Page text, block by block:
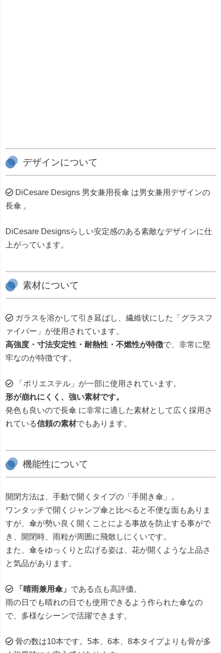
デザインについて
DiCesare Designs 男女兼用長傘 は男女兼用デザインの
長傘 。
DiCesare Designsらしい安定感のある素敵なデザインに仕
上がっています。
素材について
ガラスを溶かして引き延ばし、繊維状にした「グラスフ
ァイバー」が使用されています。
高強度・寸法安定性・耐熱性・不燃性が特徴で、非常に堅
牢なのが特徴です。
「ポリエステル」が一部に使用されています。
形が崩れにくく、強い素材です。
発色も良いので長傘 に非常に適した素材として広く採用さ
れている信頼の素材でもあります。
機能性について
開閉方法は、手動で開くタイプの「手開き傘」。
ワンタッチで開くジャンプ傘と比べると不便な面もありま
すが、傘が勢い良く開くことによる事故を防止する事がで
き、開閉時、雨粒が周囲に飛散しにくいです。
また、傘をゆっくりと広げる姿は、花が開くような上品さ
と気品があります。
「晴雨兼用傘」 である点も高評価。
雨の日でも晴れの日でも使用できるよう作られた傘なの
で、多様なシーンで活躍できます。
骨の数は10本です。5本、6本、8本タイプよりも骨が多